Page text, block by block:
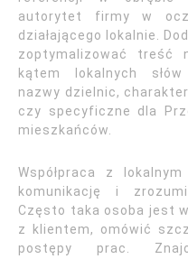
autorytet firmy w
działającego lokalnie.
zoptymalizować treść
kątem lokalnych
nazwy dzielnic,
czy specyficzne dla
mieszkańców.
Współpraca z
komunikację i
Często taka osoba jest
z klientem, omówić
postępy prac.